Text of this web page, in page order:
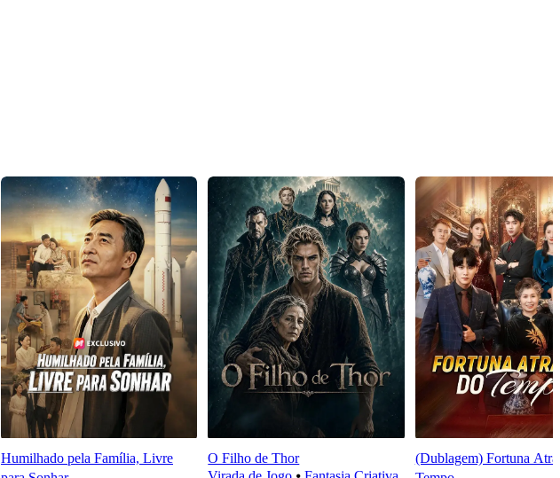
Humilhado pela Família, Livre
O Filho de Thor
(Dublagem) Fortuna